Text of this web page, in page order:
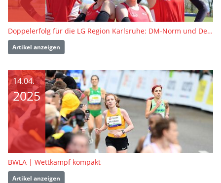
Doppelerfolg für die LG Region Karlsruhe: DM-Norm und Deutscher Meistertitel
Artikel anzeigen
14.04.
2025
BWLA | Wettkampf kompakt
Artikel anzeigen